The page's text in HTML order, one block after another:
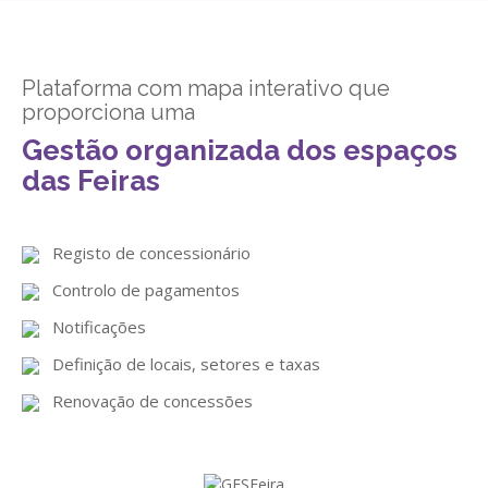
GESDenúncia
GESDocumental
GESFeira
GESInventário
Submeter SAFT
Plataforma com mapa interativo que
proporciona uma
Gestão organizada dos espaços
das Feiras
Registo de concessionário
Controlo de pagamentos
Notificações
Definição de locais, setores e taxas
Renovação de concessões